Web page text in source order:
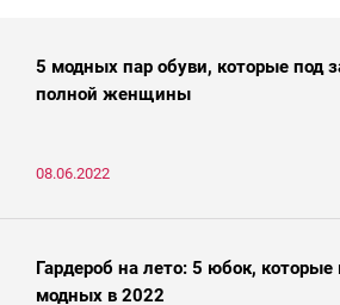
5 модных пар обуви, которые под
полной женщины
08.06.2022
Гардероб на лето: 5 юбок,
модных в 2022